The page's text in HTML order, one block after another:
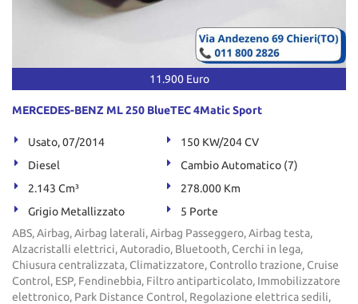
11.900 Euro
MERCEDES-BENZ ML 250 BlueTEC 4Matic Sport
Usato, 07/2014
150 KW/204 CV
Diesel
Cambio Automatico (7)
2.143 Cm³
278.000 Km
Grigio Metallizzato
5 Porte
ABS, Airbag, Airbag laterali, Airbag Passeggero, Airbag testa,
Alzacristalli elettrici, Autoradio, Bluetooth, Cerchi in lega,
Chiusura centralizzata, Climatizzatore, Controllo trazione, Cruise
Control, ESP, Fendinebbia, Filtro antiparticolato, Immobilizzatore
elettronico, Park Distance Control, Regolazione elettrica sedili,